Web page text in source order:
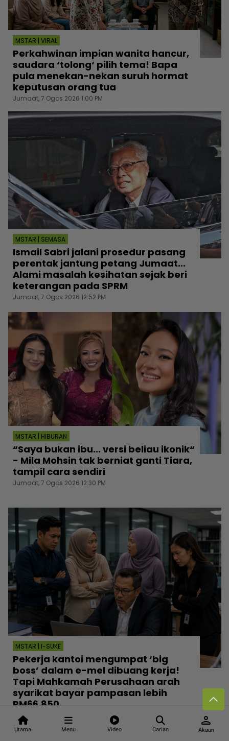
Utama Menu Video Carian
person
Akaun
MSTAR | VIRAL
Perkahwinan impian wanita hancur,
saudara ‘tolong‘ pilih tema! Bapa
pula menekan-nekan suruh hormat
keputusan orang tua
Jumaat, 7 Ogos 2026 1:00 PM
MSTAR | SEMASA
Ismail Sabri jalani prosedur pasang
perentak jantung petang Jumaat...
Alami masalah kesihatan sejak beri
keterangan pada SPRM
Jumaat, 7 Ogos 2026 12:52 PM
MSTAR | HIBURAN
“Saya bukan ibu... versi beliau ikonik“
- Mila Mohsin tak berniat ganti Tiara,
tampil cara sendiri
Jumaat, 7 Ogos 2026 12:30 PM
MSTAR | I-SUKE
Pekerja kantoi mengumpat ‘big
boss’ dalam e-mel dibuang kerja!
Tapi Mahkamah Perusahaan arah
syarikat bayar pampasan lebih
RM66,850
Jumaat, 7 Ogos 2026 12:30 PM